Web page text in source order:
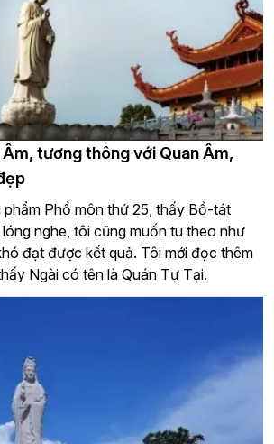
Âm, tương thông với Quan Âm,
phẩm Phổ môn thứ 25, thấy Bồ-tát
nghe, tôi cũng muốn tu theo như
đạt được kết quả. Tôi mới đọc thêm
Ngài có tên là Quán Tự Tại.